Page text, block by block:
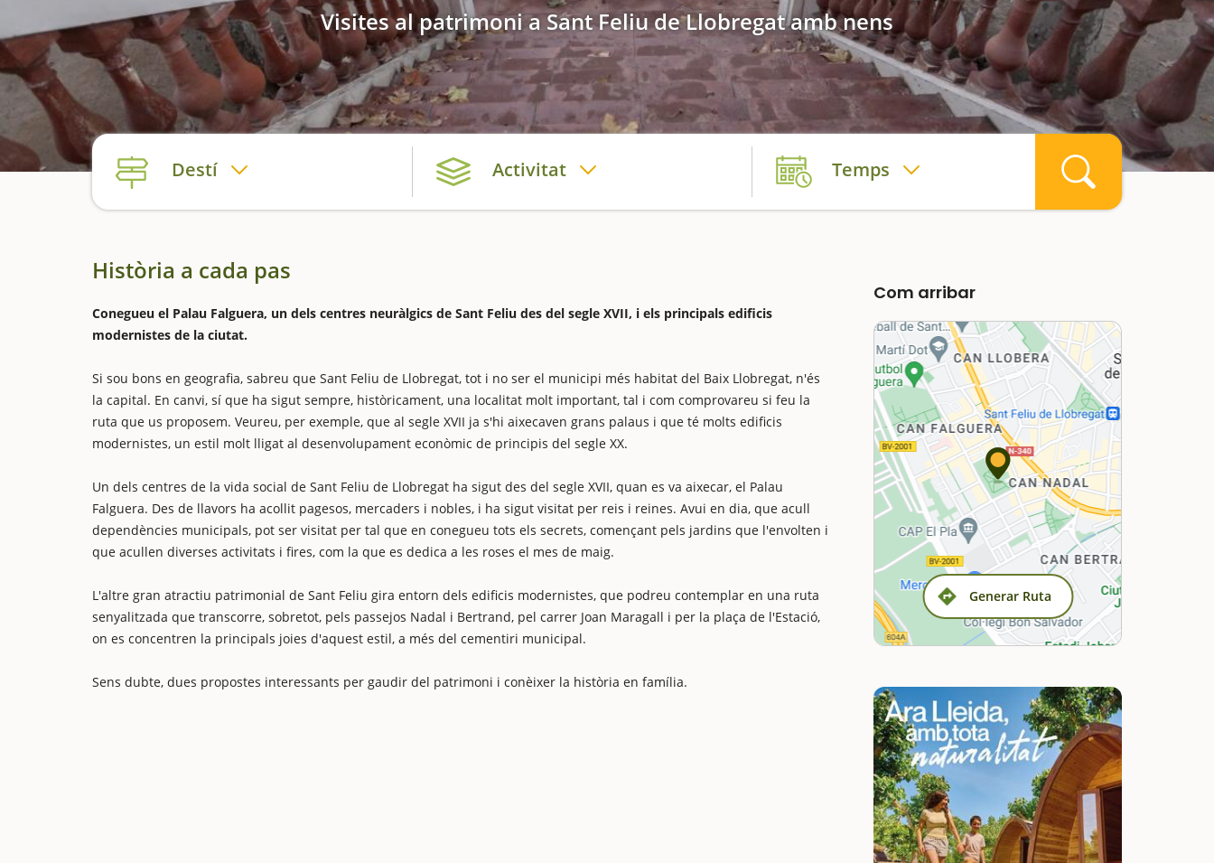
Visites al patrimoni a Sant Feliu de Llobregat amb nens
Destí Activitat Temps
Història a cada pas
Conegueu el Palau Falguera, un dels centres neuràlgics de Sant Feliu des del segle XVII, i els principals edificis
modernistes de la ciutat.
Si sou bons en geografia, sabreu que Sant Feliu de Llobregat, tot i no ser el municipi més habitat del Baix Llobregat, n'és
la capital. En canvi, sí que ha sigut sempre, històricament, una localitat molt important, tal i com comprovareu si feu la
ruta que us proposem. Veureu, per exemple, que al segle XVII ja s'hi aixecaven grans palaus i que té molts edificis
modernistes, un estil molt lligat al desenvolupament econòmic de principis del segle XX.
Un dels centres de la vida social de Sant Feliu de Llobregat ha sigut des del segle XVII, quan es va aixecar, el Palau
Falguera. Des de llavors ha acollit pagesos, mercaders i nobles, i ha sigut visitat per reis i reines. Avui en dia, que acull
dependències municipals, pot ser visitat per tal que en conegueu tots els secrets, començant pels jardins que l'envolten i
que acullen diverses activitats i fires, com la que es dedica a les roses el mes de maig.
L'altre gran atractiu patrimonial de Sant Feliu gira entorn dels edificis modernistes, que podreu contemplar en una ruta
senyalitzada que transcorre, sobretot, pels passejos Nadal i Bertrand, pel carrer Joan Maragall i per la plaça de l'Estació,
on es concentren la principals joies d'aquest estil, a més del cementiri municipal.
Sens dubte, dues propostes interessants per gaudir del patrimoni i conèixer la història en família.
Com arribar
Generar Ruta